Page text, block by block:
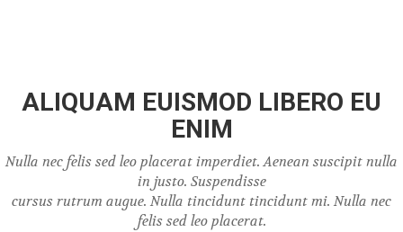
ALIQUAM EUISMOD LIBERO EU
ENIM
Nulla nec felis sed leo placerat imperdiet. Aenean suscipit nulla
in justo. Suspendisse
cursus rutrum augue. Nulla tincidunt tincidunt mi. Nulla nec
felis sed leo placerat.